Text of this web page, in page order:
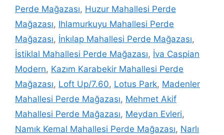
Perde Mağazası, Huzur Mahallesi Perde
Mağazası, Ihlamurkuyu Mahallesi Perde
Mağazası, İnkılap Mahallesi Perde Mağazası,
İstiklal Mahallesi Perde Mağazası, İva Caspian
Modern, Kazım Karabekir Mahallesi Perde
Mağazası, Loft Up/7.60, Lotus Park, Madenler
Mahallesi Perde Mağazası, Mehmet Akif
Mahallesi Perde Mağazası, Meydan Evleri,
Namık Kemal Mahallesi Perde Mağazası, Narlı